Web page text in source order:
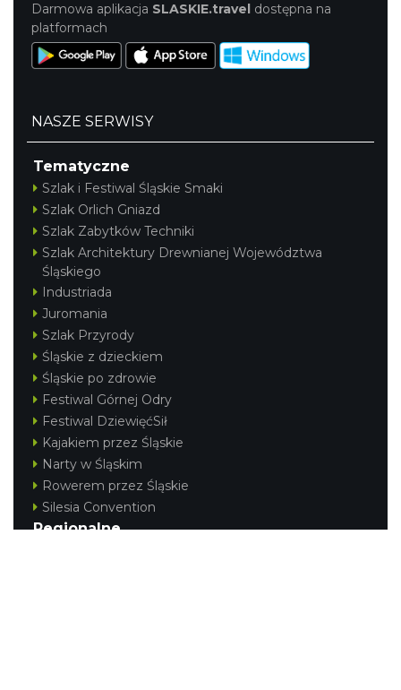
Darmowa aplikacja SLASKIE.travel dostępna na
platformach
NASZE SERWISY
Tematyczne
Szlak i Festiwal Śląskie Smaki
Szlak Orlich Gniazd
Szlak Zabytków Techniki
Szlak Architektury Drewnianej Województwa
Śląskiego
Industriada
Juromania
Szlak Przyrody
Śląskie z dzieckiem
Śląskie po zdrowie
Festiwal Górnej Odry
Festiwal DziewięćSił
Kajakiem przez Śląskie
Narty w Śląskim
Rowerem przez Śląskie
Silesia Convention
Regionalne